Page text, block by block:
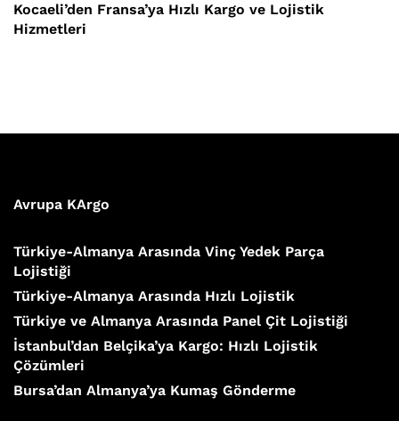
Kocaeli’den Fransa’ya Hızlı Kargo ve Lojistik
Hizmetleri
Avrupa KArgo
Türkiye-Almanya Arasında Vinç Yedek Parça
Lojistiği
Türkiye-Almanya Arasında Hızlı Lojistik
Türkiye ve Almanya Arasında Panel Çit Lojistiği
İstanbul’dan Belçika’ya Kargo: Hızlı Lojistik
Çözümleri
Bursa’dan Almanya’ya Kumaş Gönderme